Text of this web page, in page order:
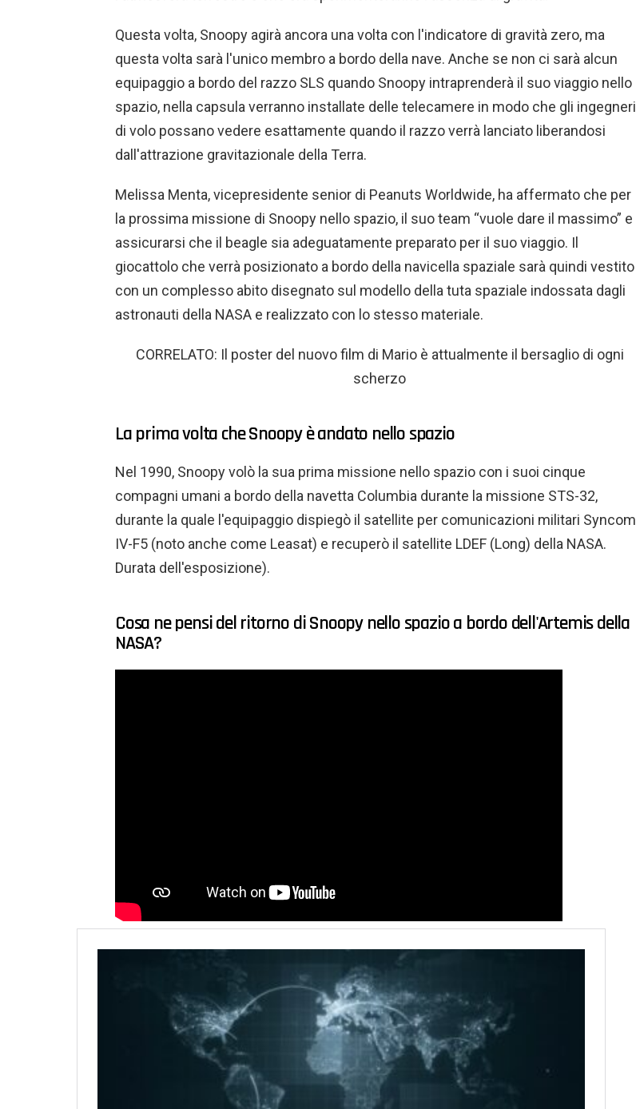
Questa volta, Snoopy agirà ancora una volta con l'indicatore di gravità zero, ma
questa volta sarà l'unico membro a bordo della nave. Anche se non ci sarà alcun
equipaggio a bordo del razzo SLS quando Snoopy intraprenderà il suo viaggio nello
spazio, nella capsula verranno installate delle telecamere in modo che gli ingegneri
di volo possano vedere esattamente quando il razzo verrà lanciato liberandosi
dall'attrazione gravitazionale della Terra.
Melissa Menta, vicepresidente senior di Peanuts Worldwide, ha affermato che per
la prossima missione di Snoopy nello spazio, il suo team “vuole dare il massimo” e
assicurarsi che il beagle sia adeguatamente preparato per il suo viaggio. Il
giocattolo che verrà posizionato a bordo della navicella spaziale sarà quindi vestito
con un complesso abito disegnato sul modello della tuta spaziale indossata dagli
astronauti della NASA e realizzato con lo stesso materiale.
CORRELATO: Il poster del nuovo film di Mario è attualmente il bersaglio di ogni
scherzo
La prima volta che Snoopy è andato nello spazio
Nel 1990, Snoopy volò la sua prima missione nello spazio con i suoi cinque
compagni umani a bordo della navetta Columbia durante la missione STS-32,
durante la quale l'equipaggio dispiegò il satellite per comunicazioni militari Syncom
IV-F5 (noto anche come Leasat) e recuperò il satellite LDEF (Long) della NASA.
Durata dell'esposizione).
Cosa ne pensi del ritorno di Snoopy nello spazio a bordo dell'Artemis della
NASA?